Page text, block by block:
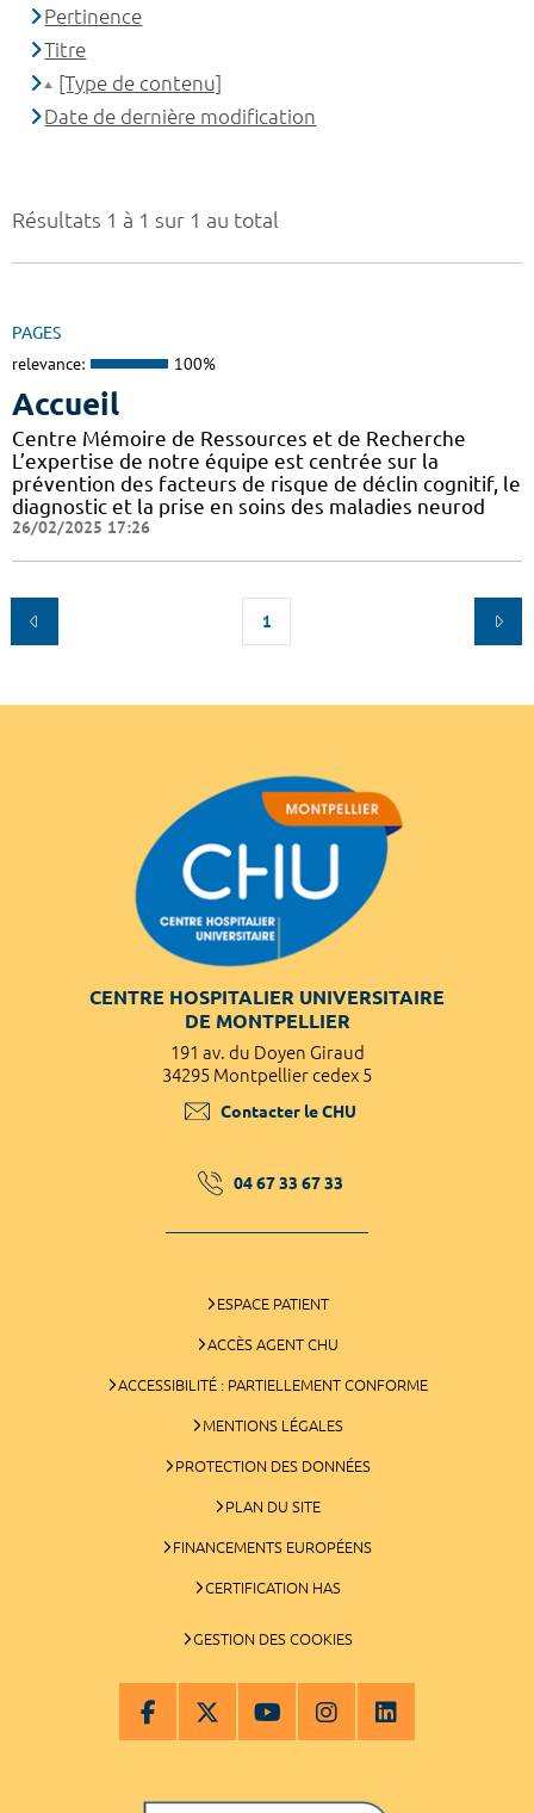
Résultats 1 à 1 sur 1 au total
PAGES
relevance: 100%
Accueil
Centre Mémoire de Ressources et de Recherche
L’expertise de notre équipe est centrée sur la
prévention des facteurs de risque de déclin cognitif, le
diagnostic et la prise en soins des maladies neurod
26/02/2025 17:26
1
Pertinence
Titre
[Type de contenu]
Date de dernière modification
CENTRE HOSPITALIER UNIVERSITAIRE
DE MONTPELLIER
191 av. du Doyen Giraud
34295 Montpellier cedex 5
Contacter le CHU
04 67 33 67 33
ESPACE PATIENT
ACCÈS AGENT CHU
ACCESSIBILITÉ : PARTIELLEMENT CONFORME
MENTIONS LÉGALES
PROTECTION DES DONNÉES
PLAN DU SITE
FINANCEMENTS EUROPÉENS
CERTIFICATION HAS
GESTION DES COOKIES